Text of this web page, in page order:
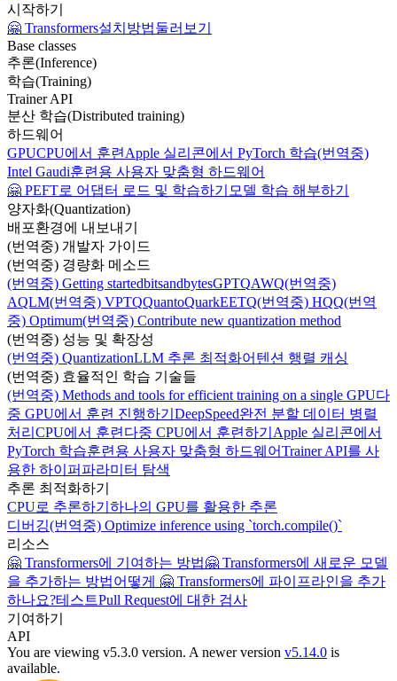
시작하기
🤗 Transformers설치방법둘러보기
Base classes
추론(Inference)
학습(Training)
Trainer API
분산 학습(Distributed training)
하드웨어
GPUCPU에서 훈련 Apple 실리콘에서 PyTorch 학습(번역중)
Intel Gaudi훈련용 사용자 맞춤형 하드웨어
🤗 PEFT로 어댑터 로드 및 학습하기 모델 학습 해부하기
양자화(Quantization)
배포환경에 내보내기
(번역중) 개발자 가이드
(번역중) 경량화 메소드
(번역중) Getting startedbitsandbytesGPTQAWQ(번역중)
AQLM(번역중) VPTQQuantoQuarkEETQ(번역중) HQQ(번역
중) Optimum(번역중) Contribute new quantization method
(번역중) 성능 및 확장성
(번역중) QuantizationLLM 추론 최적화어텐션 행렬 캐싱
(번역중) 효율적인 학습 기술들
(번역중) Methods and tools for efficient training on a single GPU다
중 GPU에서 훈련 진행하기 DeepSpeed완전 분할 데이터 병렬
처리 CPU에서 훈련 다중 CPU에서 훈련하기 Apple 실리콘에서
PyTorch 학습훈련용 사용자 맞춤형 하드웨어Trainer API를 사
용한 하이퍼파라미터 탐색
추론 최적화하기
CPU로 추론하기 하나의 GPU를 활용한 추론
디버깅(번역중) Optimize inference using `torch.compile()`
리소스
🤗 Transformers에 기여하는 방법🤗 Transformers에 새로운 모델
을 추가하는 방법어떻게 🤗 Transformers에 파이프라인을 추가
하나요?테스트Pull Request에 대한 검사
기여하기
API
You are viewing v5.3.0 version. A newer version v5.14.0 is
available.